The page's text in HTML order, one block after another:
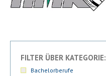
FILTER ÜBER KATEGORIE:
Bachelorberufe